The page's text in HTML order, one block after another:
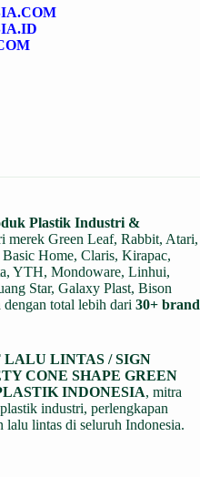
Plastik Industri &
merek Green Leaf, Rabbit, Atari,
Home, Claris, Kirapac,
YTH, Mondoware, Linhui,
Star, Galaxy Plast, Bison
total lebih dari 30+ brand
LALU LINTAS / SIGN
CONE SHAPE GREEN
INDONESIA, mitra
industri, perlengkapan
lalu lintas di seluruh Indonesia.